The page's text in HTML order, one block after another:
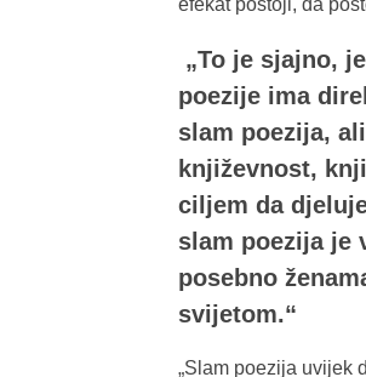
efekat postoji, da
„To je sjajno,
poezije ima
slam poezija,
književnost,
ciljem da
slam poezija je
posebno
svijetom.“
„Slam poezija uvijek